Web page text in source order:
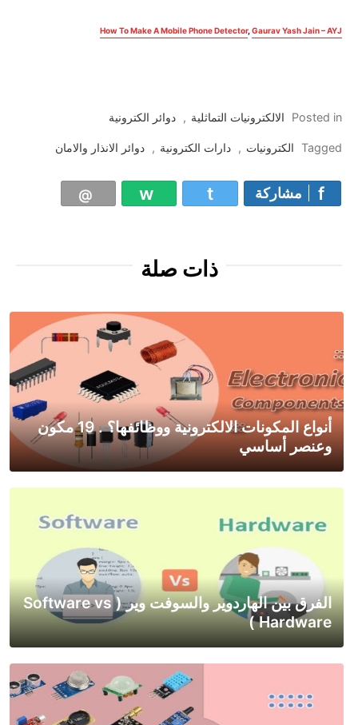
How To Make A Mobile Phone Detector, Gaurav Yash Jain – AYJ
Posted in الالكترونيات التماثلية , دوائر الكترونية
Tagged الكترونيات , دارات الكترونية , دوائر الانذار والامان
مشاركة
ذات صلة
أنواع المكونات الالكترونية ووظائفها؟ . 19 مكون
وعنصر أساسي
الفرق بين الهاردوير والسوفت وير ( Software vs
Hardware )